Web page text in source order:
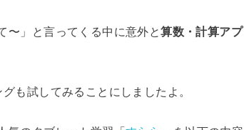
〜」と言ってくる中に意外と算数・計算アプ
も試してみることにしましたよ。